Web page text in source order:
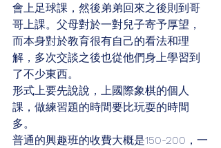
會上足球課，然後弟弟回來之後則到哥
哥上課。父母對於一對兒子寄予厚望，
而本身對於教育很有自己的看法和理
解，多次交談之後也從他們身上學習到
了不少東西。
形式上要先說說，上國際象棋的個人
課，做練習題的時間要比玩耍的時間
多。
普通的興趣班的收費大概是150-200，一